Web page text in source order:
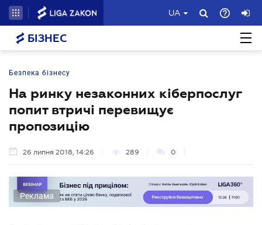
UA
БІЗНЕС
Безпека бізнесу
На ринку незаконних кіберпослуг
попит втричі перевищує
пропозицію
26 липня 2018, 14:26 289 0
Реклама